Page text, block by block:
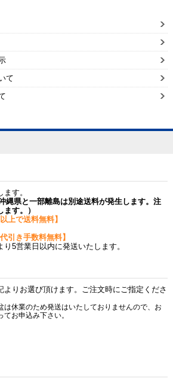
て
す。
縄県と一部離島は別途送料が発生します。注
す。）
上で送料無料】
引き手数料無料】
5営業日以内に発送いたします。
よりお選び頂けます。ご注文時にご指定くださ
休業のため発送はいたしておりませんので、お
お申込み下さい。